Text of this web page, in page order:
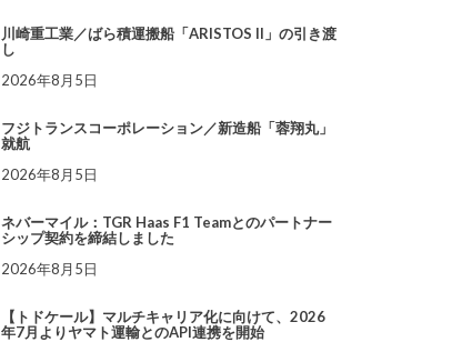
川崎重工業／ばら積運搬船「ARISTOS II」の引き渡
し
2026年8月5日
フジトランスコーポレーション／新造船「蓉翔丸」
就航
2026年8月5日
ネバーマイル：TGR Haas F1 Teamとのパートナー
シップ契約を締結しました
2026年8月5日
【トドケール】マルチキャリア化に向けて、2026
年7月よりヤマト運輸とのAPI連携を開始